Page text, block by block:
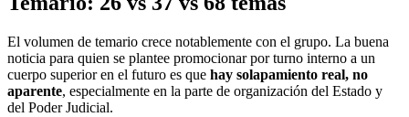
El volumen de temario crece notablemente con el grupo. La buena
noticia para quien se plantee promocionar por turno interno a un
cuerpo superior en el futuro es que hay solapamiento real, no
aparente, especialmente en la parte de organización del Estado y
del Poder Judicial.